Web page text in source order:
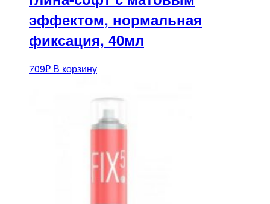
эффектом, нормальная
фиксация, 40мл
709₽ В корзину